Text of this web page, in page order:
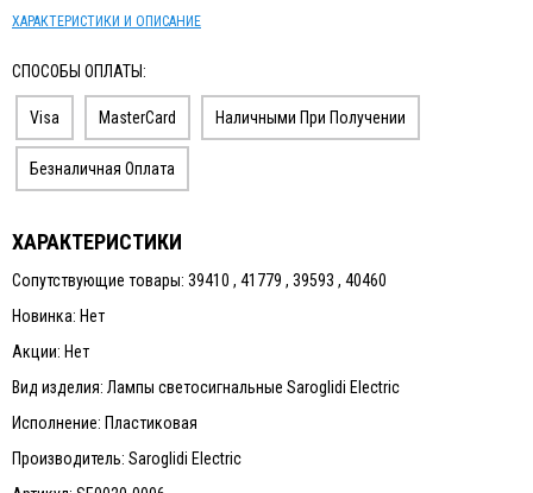
ХАРАКТЕРИСТИКИ И ОПИСАНИЕ
СПОСОБЫ ОПЛАТЫ:
Visa MasterCard Наличными При Получении
Безналичная Оплата
ХАРАКТЕРИСТИКИ
Сопутствующие товары: 39410 , 41779 , 39593 , 40460
Новинка: Нет
Акции: Нет
Вид изделия: Лампы светосигнальные Saroglidi Electric
Исполнение: Пластиковая
Производитель: Saroglidi Electric